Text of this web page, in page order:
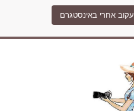
אחרי באינסטגרם